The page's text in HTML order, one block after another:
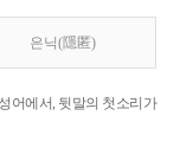
은닉(隱匿)
어에서, 뒷말의 첫소리가